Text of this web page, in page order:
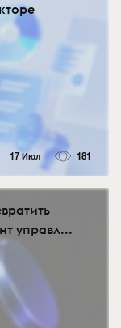
17 Июл 181
управл...